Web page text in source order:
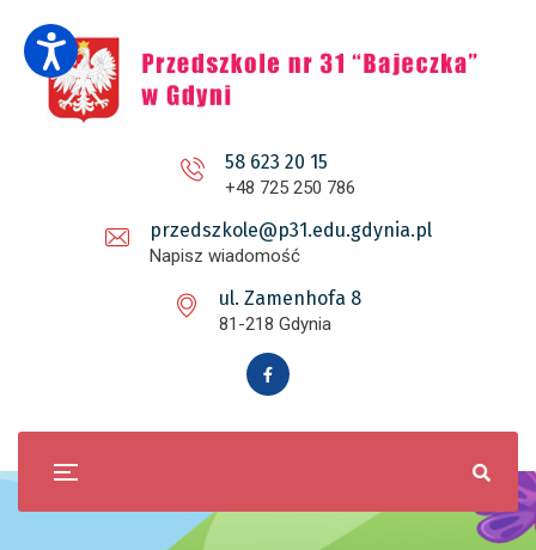
58 623 20 15
+48 725 250 786
przedszkole@p31.edu.gdynia.pl
Napisz wiadomość
ul. Zamenhofa 8
81-218 Gdynia